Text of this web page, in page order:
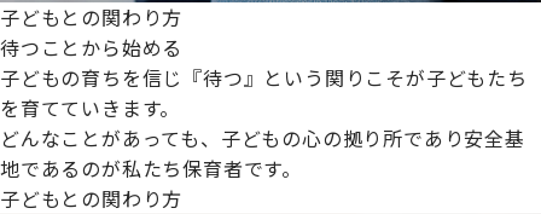
子どもとの関わり方
待つことから始める
子どもの育ちを信じ『待つ』という関りこそが子どもたち
を育てていきます。
どんなことがあっても、子どもの心の拠り所であり安全基
地であるのが私たち保育者です。
子どもとの関わり方